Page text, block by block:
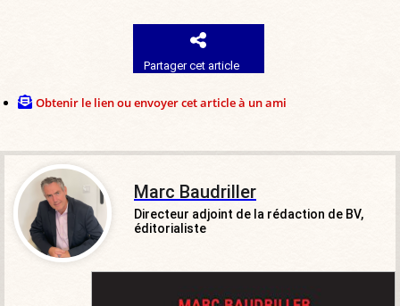
Partager cet article
Obtenir le lien ou envoyer cet article à un ami
Marc Baudriller
Directeur adjoint de la rédaction de BV,
éditorialiste